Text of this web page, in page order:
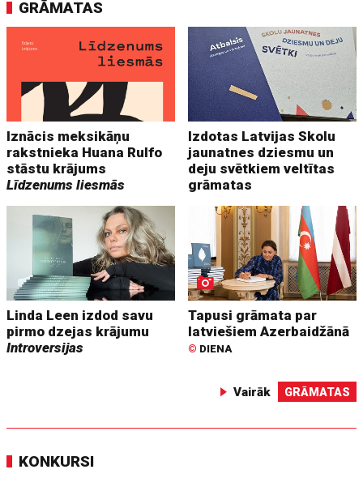
GRĀMATAS
Iznācis meksikāņu
rakstnieka Huana Rulfo
stāstu krājums
Līdzenums liesmās
Izdotas Latvijas Skolu
jaunatnes dziesmu un
deju svētkiem veltītas
grāmatas
Linda Leen izdod savu
pirmo dzejas krājumu
Introversijas
Tapusi grāmata par
latviešiem Azerbaidžānā
© DIENA
Vairāk GRĀMATAS
KONKURSI